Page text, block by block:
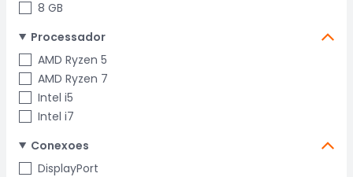
8 GB
Processador
AMD Ryzen 5
AMD Ryzen 7
Intel i5
Intel i7
Conexoes
DisplayPort